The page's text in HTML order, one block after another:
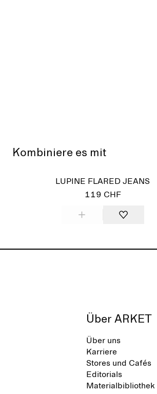
Kombiniere es mit
LUPINE FLARED JEANS
119 CHF
Über ARKET
Über uns
Karriere
Stores und Cafés
Editorials
Materialbibliothek